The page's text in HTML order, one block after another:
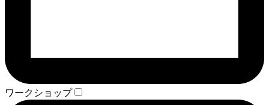
ワークショップ